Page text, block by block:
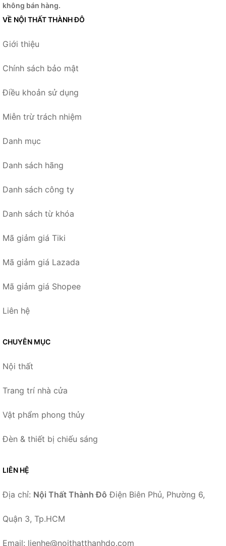
không bán hàng.
VỀ NỘI THẤT THÀNH ĐÔ
Giới thiệu
Chính sách bảo mật
Điều khoản sử dụng
Miễn trừ trách nhiệm
Danh mục
Danh sách hãng
Danh sách công ty
Danh sách từ khóa
Mã giảm giá Tiki
Mã giảm giá Lazada
Mã giảm giá Shopee
Liên hệ
CHUYÊN MỤC
Nội thất
Trang trí nhà cửa
Vật phẩm phong thủy
Đèn & thiết bị chiếu sáng
LIÊN HỆ
Địa chỉ: Nội Thất Thành Đô Điện Biên Phủ, Phường 6,
Quận 3, Tp.HCM
Email: lienhe@noithatthanhdo.com